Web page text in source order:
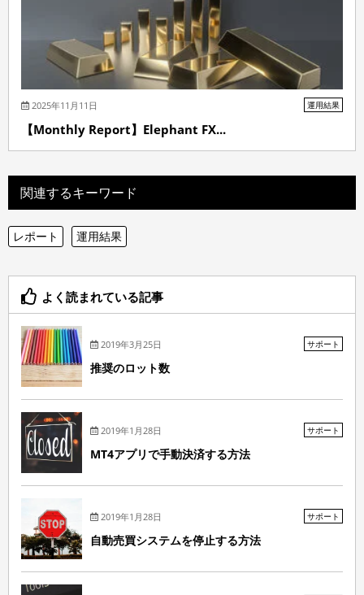
2025年11月11日 運用結果
【Monthly Report】Elephant FX...
関連するキーワード
レポート 運用結果
よく読まれている記事
2019年3月25日 サポート
推奨のロット数
2019年1月28日 サポート
MT4アプリで手動決済する方法
2019年1月28日 サポート
自動売買システムを停止する方法